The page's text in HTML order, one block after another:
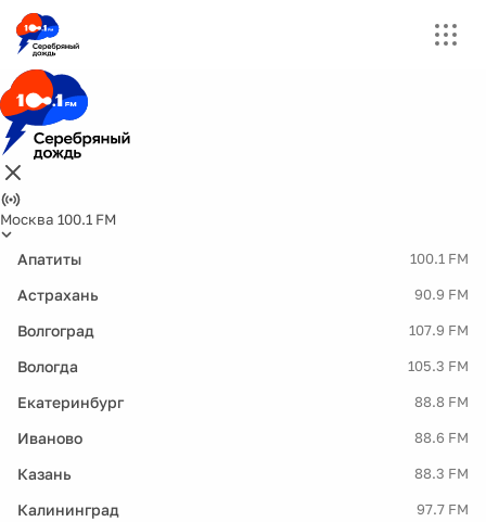
Москва 100.1 FM
Апатиты 100.1 FM
Астрахань 90.9 FM
Волгоград 107.9 FM
Вологда 105.3 FM
Екатеринбург 88.8 FM
Иваново 88.6 FM
Казань 88.3 FM
Калининград 97.7 FM